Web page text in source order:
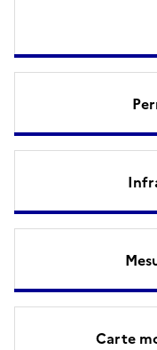
Carte